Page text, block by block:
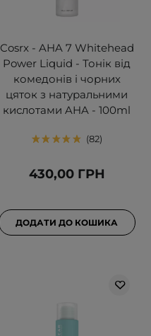
Cosrx - AHA 7 Whitehead
Power Liquid - Тонік від
комедонів і чорних
цяток з натуральними
кислотами AHA - 100ml
82
430,00 ГРН
ДОДАТИ ДО КОШИКА